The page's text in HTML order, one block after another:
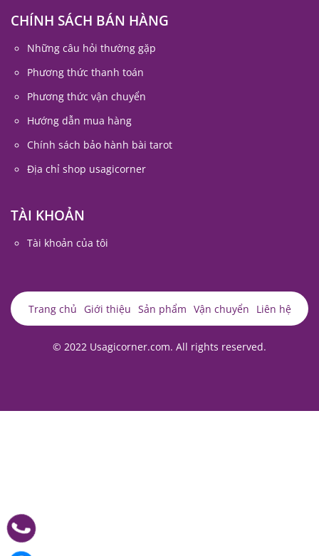
CHÍNH SÁCH BÁN HÀNG
Những câu hỏi thường gặp
Phương thức thanh toán
Phương thức vận chuyển
Hướng dẫn mua hàng
Chính sách bảo hành bài tarot
Địa chỉ shop usagicorner
TÀI KHOẢN
Tài khoản của tôi
Trang chủ Giới thiệu Sản phẩm Vận chuyển Liên hệ
© 2022 Usagicorner.com. All rights reserved.